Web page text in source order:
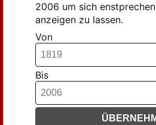
2006 um sich
anzeigen zu lassen.
Von
Bis